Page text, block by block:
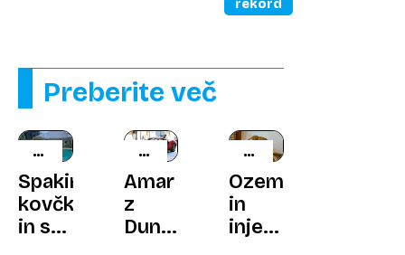
rekord
Preberite več
CENEJŠE
ŽIVLJENJE
Spakirali
kovčke
in se
NE
ZLAHKA!
Amar
z
Dunaja
HIŠNI
Ozempic
in
injekcije